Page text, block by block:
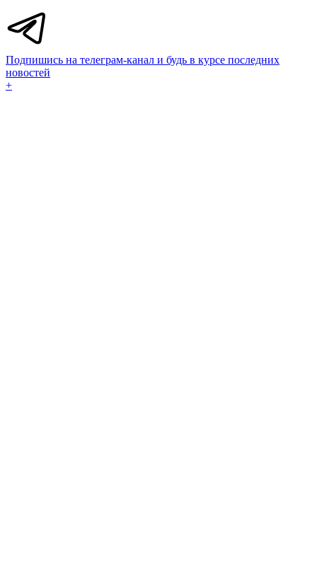
Подпишись на телеграм-канал и будь в курсе последних
новостей
+